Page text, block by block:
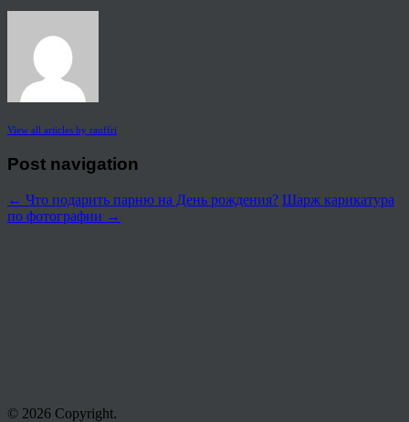
View all articles by rauffri
Post navigation
← Что подарить парню на День рождения? Шарж карикатура
по фотографии →
© 2026 Copyright.